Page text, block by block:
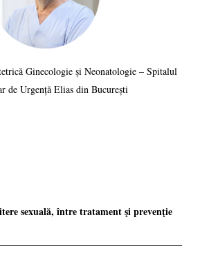
Ginecologie și Neonatologie – Spitalul
de Urgență Elias din București
sexuală, între tratament şi prevenţie